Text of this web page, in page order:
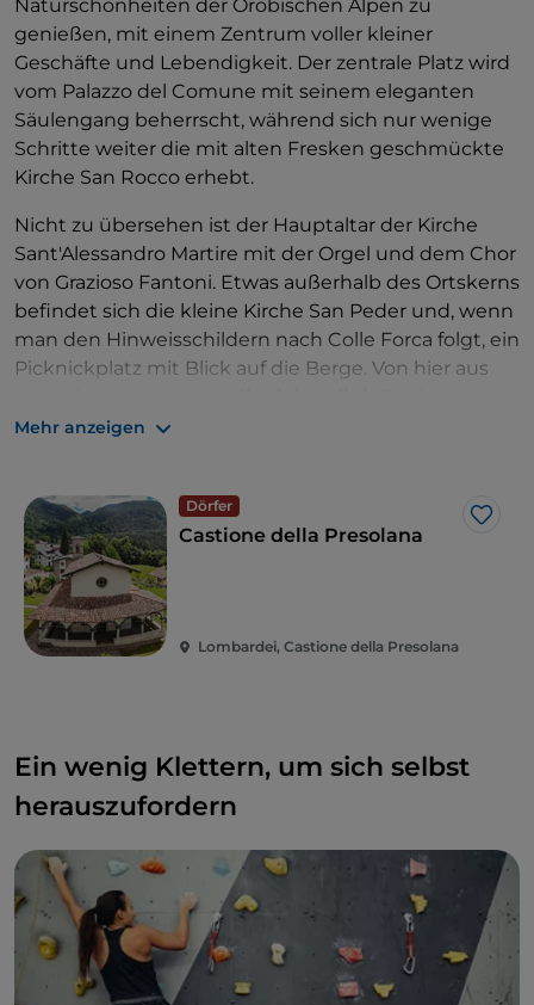
Naturschönheiten der Orobischen Alpen zu
genießen, mit einem Zentrum voller kleiner
Geschäfte und Lebendigkeit. Der zentrale Platz wird
vom Palazzo del Comune mit seinem eleganten
Säulengang beherrscht, während sich nur wenige
Schritte weiter die mit alten Fresken geschmückte
Kirche San Rocco erhebt.
Nicht zu übersehen ist der Hauptaltar der Kirche
Sant'Alessandro Martire mit der Orgel und dem Chor
von Grazioso Fantoni. Etwas außerhalb des Ortskerns
befindet sich die kleine Kirche San Peder und, wenn
man den Hinweisschildern nach Colle Forca folgt, ein
Picknickplatz mit Blick auf die Berge. Von hier aus
Mühlen), eine kleine Schlucht, die über kleine Stein-
Mehr anzeigen
Dörfer
Like
Castione della Presolana
Lombardei, Castione della Presolana
Ein wenig Klettern, um sich selbst
herauszufordern